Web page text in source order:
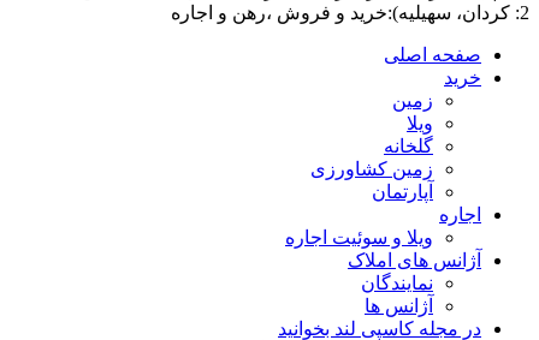
2: کردان، سهیلیه):خرید و فروش ،رهن و اجاره
صفحه اصلی
خرید
زمین
ویلا
گلخانه
زمین کشاورزی
آپارتمان
اجاره
ویلا و سوئیت اجاره
آژانس های املاک
نمایندگان
آژانس ها
در مجله کاسپی لند بخوانید